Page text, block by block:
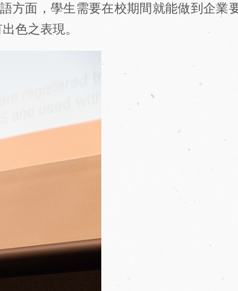
方面，學生需要在校期間就能做到企業
色之表現。